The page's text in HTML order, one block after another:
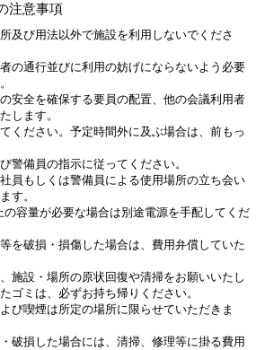
注意事項
及び用法以外で施設を利用しないでくださ
の通行並びに利用の妨げにならないよう必要
安全を確保する要員の配置、他の会議利用者
します。
ください。予定時間外に及ぶ場合は、前もっ
警備員の指示に従ってください。
員もしくは警備員による使用場所の立ち会い
す。
の容量が必要な場合は別途電源を手配してくだ
を破損・損傷した場合は、費用弁償していた
施設・場所の原状回復や清掃をお願いいたし
ゴミは、必ずお持ち帰りください。
び喫煙は所定の場所に限らせていただきま
破損した場合には、清掃、修理等に掛る費用